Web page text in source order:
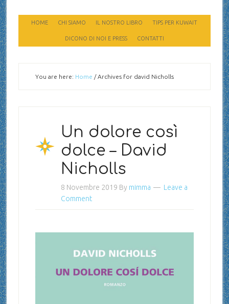
HOME CHI SIAMO IL NOSTRO LIBRO TIPS PER KUWAIT
DICONO DI NOI E PRESS CONTATTI
You are here: Home /Archives for david Nicholls
Un dolore così
dolce – David
Nicholls
8 Novembre 2019 By mimma
Leave a
Comment